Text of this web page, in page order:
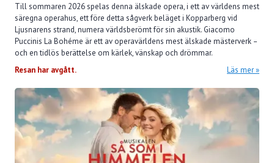
Till sommaren 2026 spelas denna älskade opera, i ett av världens mest
säregna operahus, ett före detta sågverk beläget i Kopparberg vid
Ljusnarens strand, numera världsberömt för sin akustik. Giacomo
Puccinis La Bohéme är ett av operavärldens mest älskade mästerverk –
och en tidlös berättelse om kärlek, vänskap och drömmar.
Resan har avgått.
Läs mer